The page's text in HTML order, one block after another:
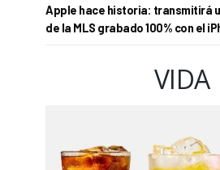
Apple hace historia: transmitirá
de la MLS grabado 100% con el
VIDA